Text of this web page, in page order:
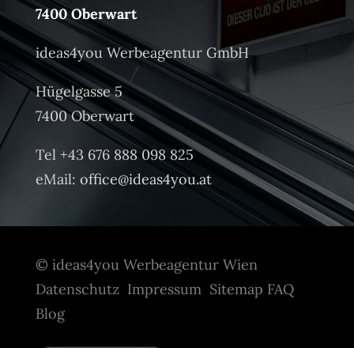
7400 Oberwart
ideas4you Werbeagentur GmbH
Hügelgasse 5
7400 Oberwart
Tel +43 676 888 098 825
eMail: office@ideas4you.at
© ideas4you Werbeagentur Wien
Datenschutz Impressum Sitemap FAQ
Blog